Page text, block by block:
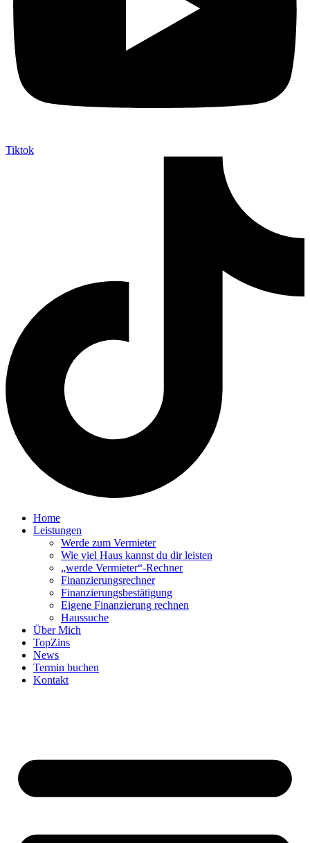
Tiktok
Home
Leistungen
Werde zum Vermieter
Wie viel Haus kannst du dir leisten
„werde Vermieter“-Rechner
Finanzierungsrechner
Finanzierungsbestätigung
Eigene Finanzierung rechnen
Haussuche
Über Mich
TopZins
News
Termin buchen
Kontakt